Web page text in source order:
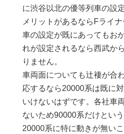
に渋谷以北の優等列車の設
メリットがあるならFライ
車の設定が既にあってもお
れが設定されるなら西武か
りません。
車両面についても辻褄が合
応するなら20000系は既に
いけないはずです。各社車
ないため90000系だけとい
20000系に特に動きが無い